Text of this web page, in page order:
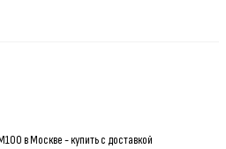
в Москве - купить с доставкой